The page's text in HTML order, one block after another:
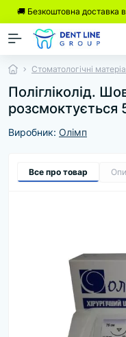
🚚 Безкоштовна доставка
Стоматологічні
Полігліколід.
Виробник: Олімп
Все про товар